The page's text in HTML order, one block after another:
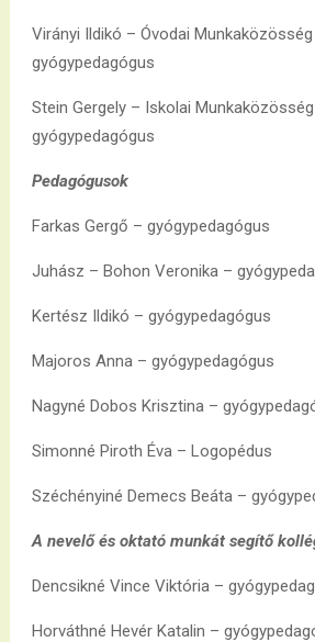
Virányi Ildikó – Óvodai
gyógypedagógus
Stein Gergely – Iskolai
gyógypedagógus
Pedagógusok
Farkas Gergő – gyógypedagógus
Juhász – Bohon Veronika –
Kertész Ildikó – gyógypedagógus
Majoros Anna – gyógypedagógus
Nagyné Dobos Krisztina –
Simonné Piroth Éva – Logopédus
Széchényiné Demecs Beáta –
A nevelő és oktató munkát segítő
Dencsikné Vince Viktória –
Horváthné Hevér Katalin –